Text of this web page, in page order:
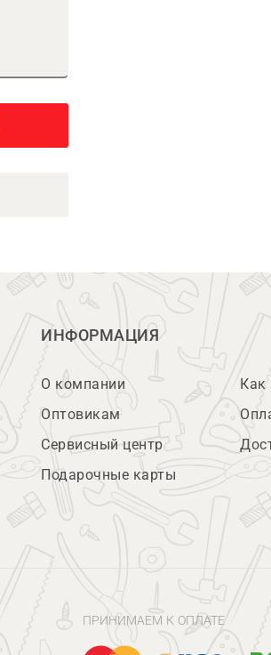
ИНФОРМАЦИЯ
О компании
Оптовикам
Сервисный центр
Подарочные карты
Как
ПРИНИМАЕМ К ОПЛАТЕ